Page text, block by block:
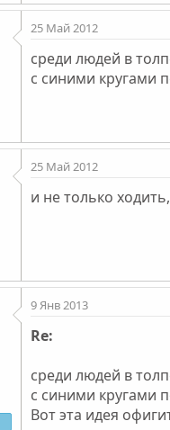
25 Май 2012
среди людей в
с синими кругами
25 Май 2012
и не только
9 Янв 2013
Re:
среди людей в
с синими кругами
Вот эта идея